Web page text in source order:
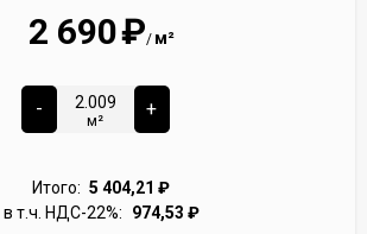
2 690₽/ м²
-
м²
+
Итого: 5 404,21 ₽
в т.ч. НДС-22%:
974,53 ₽